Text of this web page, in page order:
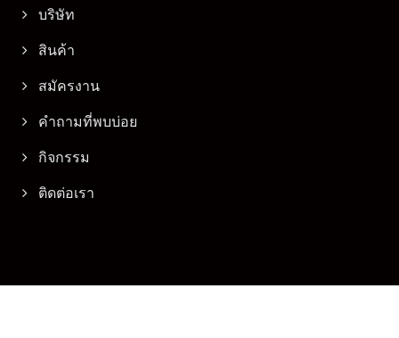
บริษัท
สินค้า
สมัครงาน
คำถามที่พบบ่อย
กิจกรรม
ติดต่อเรา